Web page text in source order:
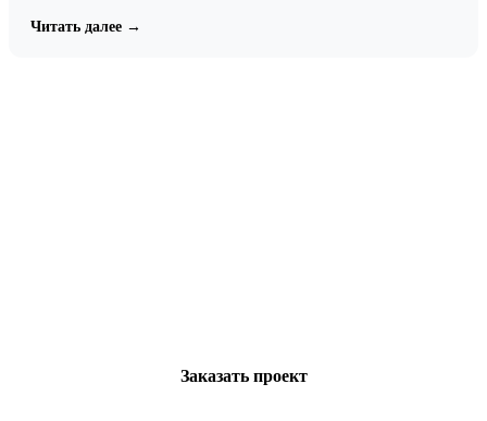
Читать далее →
Заказать проект